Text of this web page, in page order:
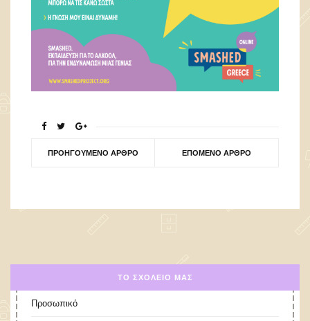
ΠΡΟΗΓΟΎΜΕΝΟ ΆΡΘΡΟ ΕΠΌΜΕΝΟ ΆΡΘΡΟ
ΤΟ ΣΧΟΛΕΊΟ ΜΑΣ
Προσωπικό